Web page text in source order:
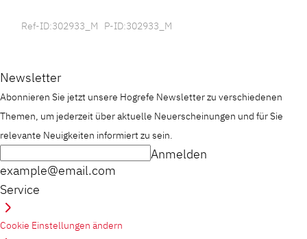
Ref-ID:302933_M P-ID:302933_M
Newsletter
Abonnieren Sie jetzt unsere Hogrefe Newsletter zu verschiedenen
Themen, um jederzeit über aktuelle Neuerscheinungen und für Sie
relevante Neuigkeiten informiert zu sein.
example@email.com
Anmelden
Service
Cookie Einstellungen ändern